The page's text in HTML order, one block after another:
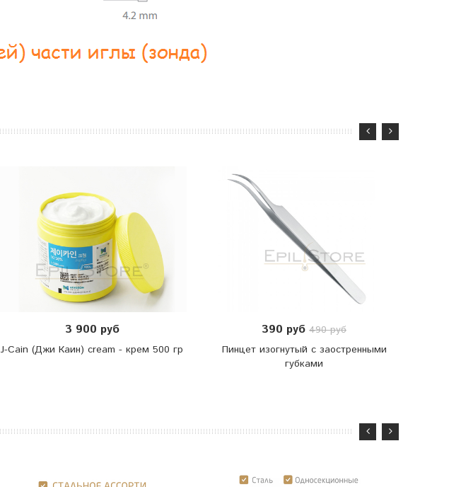
3 900 руб
J-Cain (Джи Каин) cream - крем 500 гр
390 руб 490 руб
Пинцет изогнутый с заостренными
губками